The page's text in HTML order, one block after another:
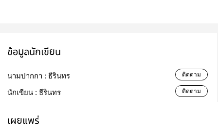
ข้อมูลนักเขียน
นามปากกา : ธีรินทร ติดตาม
นักเขียน : ธีรินทร ติดตาม
เผยแพร่